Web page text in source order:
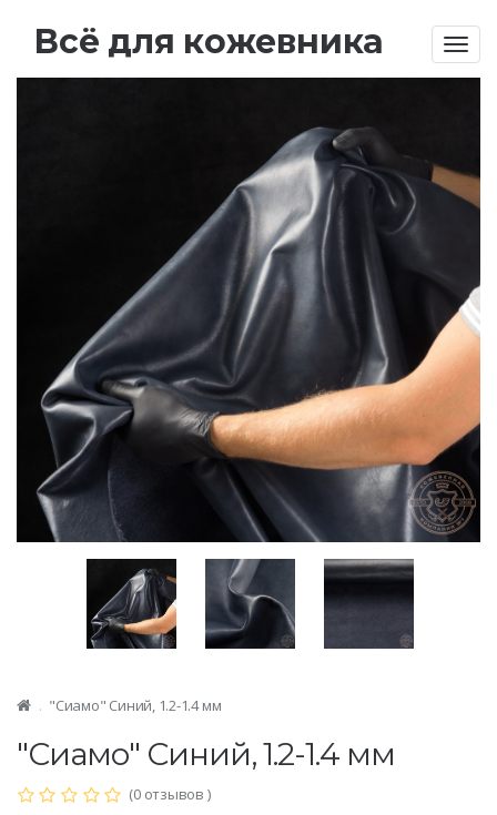
Всё для кожевника
"Сиамо" Синий, 1.2-1.4 мм
"Сиамо" Синий, 1.2-1.4 мм
(0 отзывов )